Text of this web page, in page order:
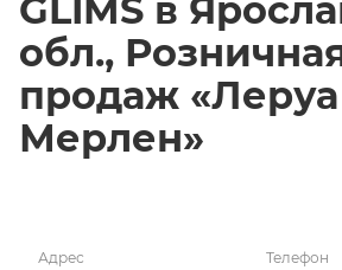
GLIMS в
обл.,
продаж «Леруа
Мерлен»
Адрес Телефон